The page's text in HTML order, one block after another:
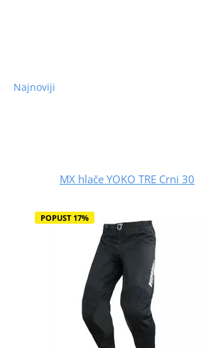
Najnoviji
MX hlače YOKO TRE Crni 30
POPUST 17%